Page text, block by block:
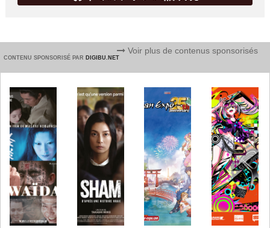
CONTENU SPONSORISÉ PAR DIGIBU.NET
Voir plus de contenus sponsorisés